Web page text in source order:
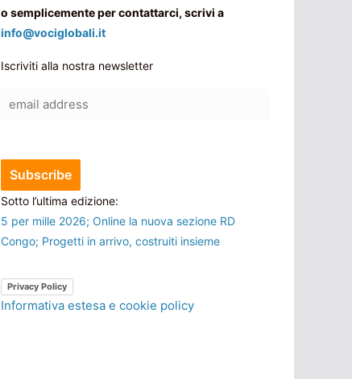
o semplicemente per contattarci, scrivi a
info@vociglobali.it
Iscriviti alla nostra newsletter
Sotto l’ultima edizione:
5 per mille 2026; Online la nuova sezione RD
Congo; Progetti in arrivo, costruiti insieme
Privacy Policy
Informativa estesa e cookie policy